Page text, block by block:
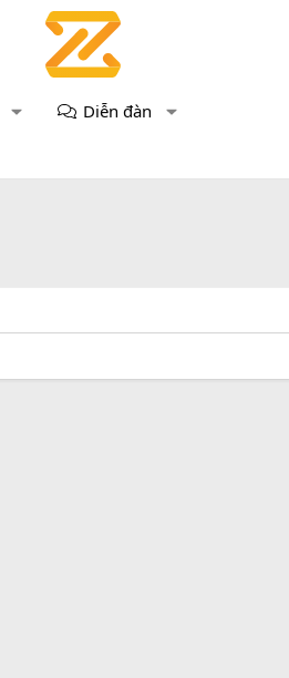
Diễn đàn